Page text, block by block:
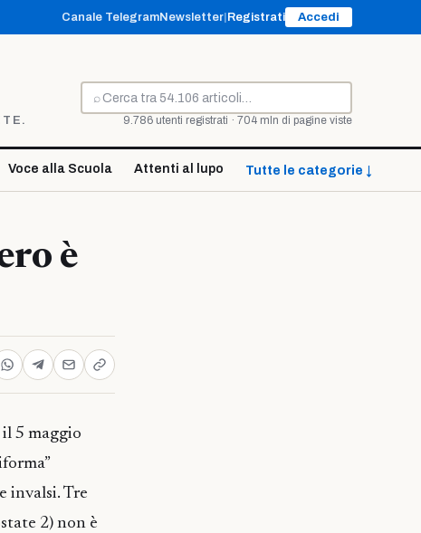
Canale TelegramNewsletter Registrati Accedi
⌕
Cerca
9.786 utenti registrati · 704 mln di pagine viste
Voce alla Scuola Attenti al lupo Tutte le categorie ↓
è
5 maggio
invalsi. Tre
2) non è